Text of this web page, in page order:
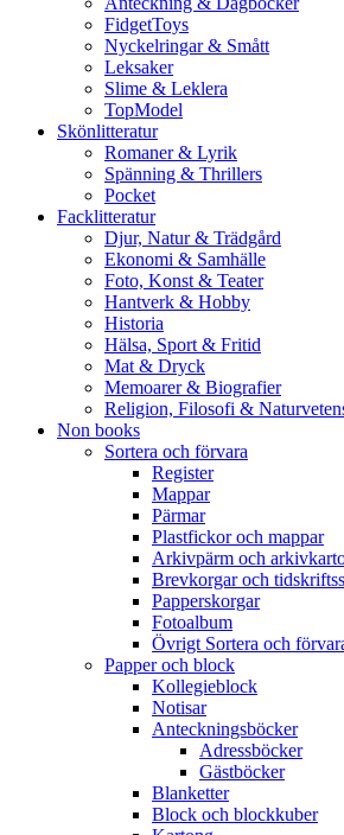
FidgetToys
Nyckelringar & Smått
Leksaker
Slime & Leklera
TopModel
Skönlitteratur
Romaner & Lyrik
Spänning & Thrillers
Pocket
Facklitteratur
Djur, Natur & Trädgård
Ekonomi & Samhälle
Foto, Konst & Teater
Hantverk & Hobby
Historia
Hälsa, Sport & Fritid
Mat & Dryck
Memoarer & Biografier
Religion, Filosofi &
Non books
Sortera och förvara
Register
Mappar
Pärmar
Plastfickor och mappar
Arkivpärm och
Brevkorgar och
Papperskorgar
Fotoalbum
Övrigt Sortera och
Papper och block
Kollegieblock
Notisar
Anteckningsböcker
Adressböcker
Gästböcker
Blanketter
Block och blockkuber